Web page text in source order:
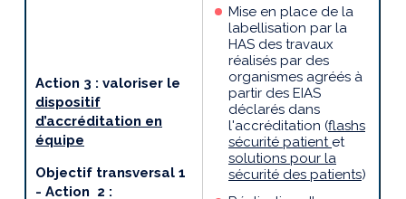
Action 3 : valoriser le
dispositif
d’accréditation en
équipe
Objectif transversal 1
- Action 2 :
Mise en place de la
labellisation par la
HAS des travaux
réalisés par des
organismes agréés à
partir des EIAS
déclarés dans
l'accréditation (flashs
sécurité patient et
solutions pour la
sécurité des patients)